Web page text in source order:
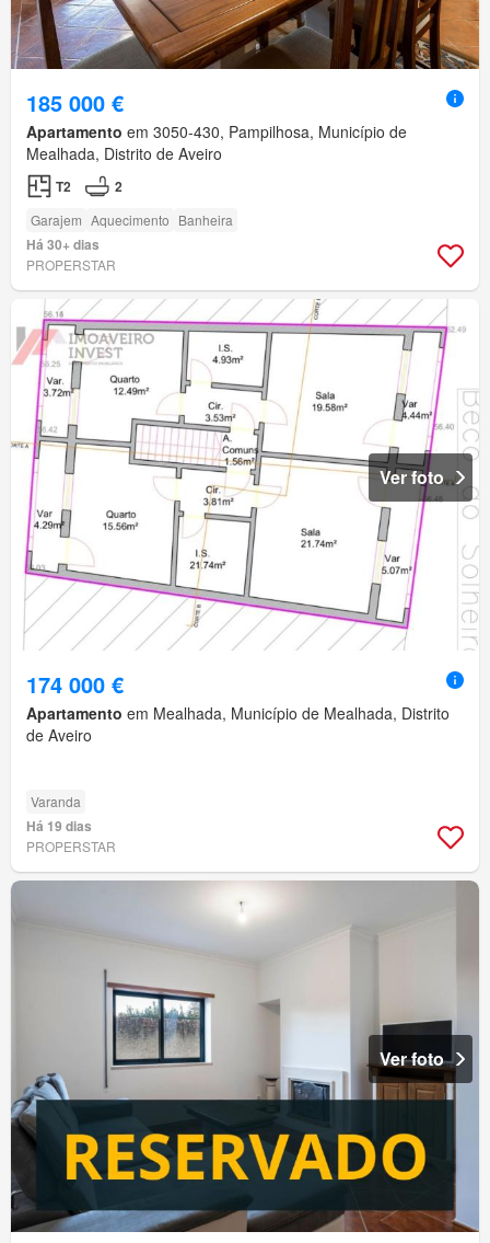
185 000 €
Apartamento em 3050-430, Pampilhosa, Município de
Mealhada, Distrito de Aveiro
T2 2
Garajem Aquecimento Banheira
Há 30+ dias
PROPERSTAR
Ver foto
174 000 €
Apartamento em Mealhada, Município de Mealhada, Distrito
de Aveiro
Varanda
Há 19 dias
PROPERSTAR
Ver foto